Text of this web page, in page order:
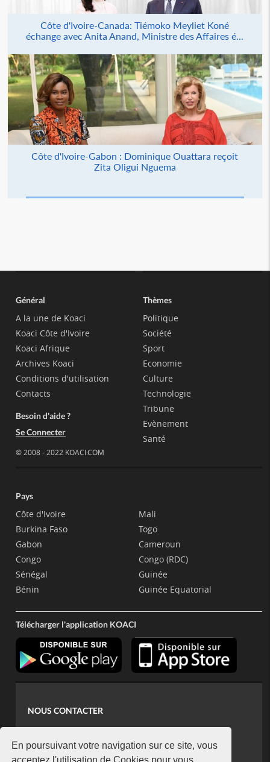
En poursuivant votre navigation sur ce site, vous
acceptez l'utilisation de Cookies pour vous
Côte d'Ivoire-Canada: Tiémoko Meyliet Koné
échange avec Anita Anand, Ministre des Affaires é...
Côte d'Ivoire-Gabon : Dominique Ouattara reçoit
Zita Oligui Nguema
Général
A la une de Koaci
Koaci Côte d'Ivoire
Koaci Afrique
Archives Koaci
Conditions d'utilisation
Contacts
Besoin d'aide ?
Se Connecter
© 2008 - 2022 KOACI.COM
Thèmes
Politique
Société
Sport
Economie
Culture
Technologie
Tribune
Evènement
Santé
Pays
Côte d'Ivoire
Burkina Faso
Gabon
Congo
Sénégal
Bénin
Mali
Togo
Cameroun
Congo (RDC)
Guinée
Guinée Equatorial
Télécharger l'application KOACI
NOUS CONTACTER
koaci@yahoo.fr